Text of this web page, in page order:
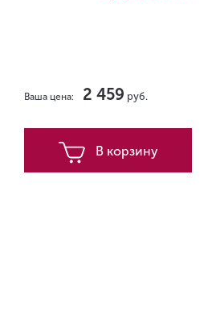
Ваша цена: 2 459 руб.
В корзину